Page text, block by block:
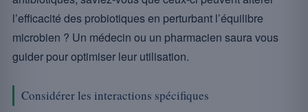
l’efficacité des probiotiques en perturbant l’équilibre
microbien ? Un médecin ou un pharmacien saura vous
guider pour optimiser leur utilisation.
Considérer les interactions spécifiques